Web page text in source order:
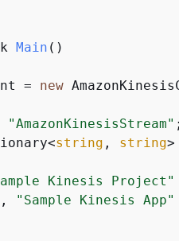
Main ( )
=
new
"AmazonKinesisStream" ;
string , string>
Kinesis Project"
, "Sample Kinesis App"